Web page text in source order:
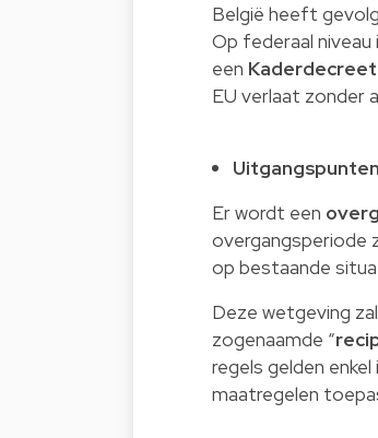
België heeft
Op federaal niveau
een Kaderdecreet
EU verlaat zonder
Uitgangspunten
Er wordt een
overgangsperiode
op bestaande
Deze wetgeving
zogenaamde “
regels gelden
maatregelen